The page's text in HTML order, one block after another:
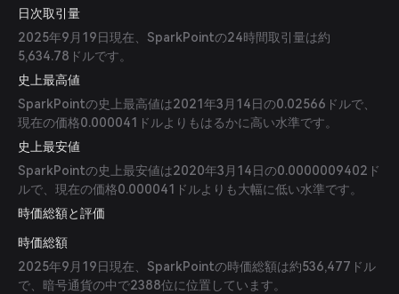
日次取引量
2025年9月19日現在、SparkPointの24時間取引量は約
5,634.78ドルです。
史上最高値
SparkPointの史上最高値は2021年3月14日の0.02566ドルで、
現在の価格0.000041ドルよりもはるかに高い水準です。
史上最安値
SparkPointの史上最安値は2020年3月14日の0.0000009402ド
ルで、現在の価格0.000041ドルよりも大幅に低い水準です。
時価総額と評価
時価総額
2025年9月19日現在、SparkPointの時価総額は約536,477ドル
で、暗号通貨の中で2388位に位置しています。